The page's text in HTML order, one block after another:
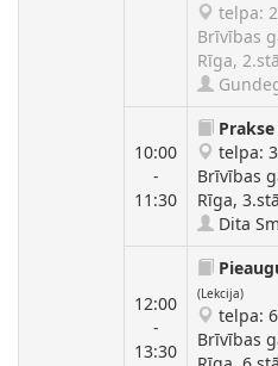
telpa:
Brīvības
Rīga,
10:00
-
11:30
telpa:
Brīvības
Rīga,
Dita
12:00
-
13:30
(Lekcija)
telpa:
Brīvības